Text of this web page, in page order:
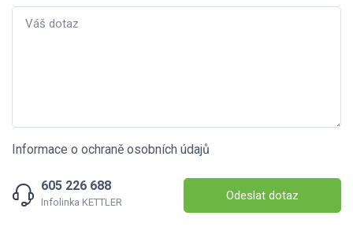
Informace o ochraně osobních údajů
605 226 688
Infolinka KETTLER Odeslat dotaz